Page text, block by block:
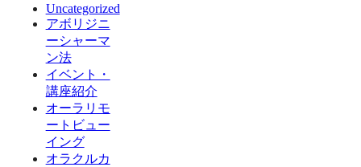
Uncategorized
アボリジニ
ーシャーマ
ン法
イベント・
講座紹介
オーラリモ
ートビュー
イング
オラクルカ